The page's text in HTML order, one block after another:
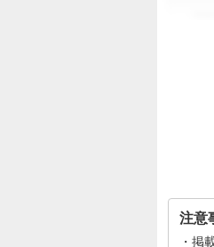
注意
掲